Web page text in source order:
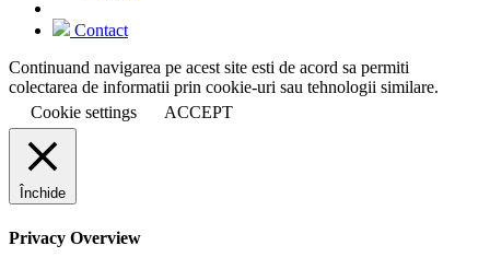
Contact
Continuand navigarea pe acest site esti de acord sa permiti
colectarea de informatii prin cookie-uri sau tehnologii similare.
Cookie settings
ACCEPT
Închide
Privacy Overview